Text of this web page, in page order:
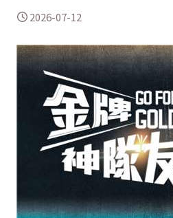
2026-07-12